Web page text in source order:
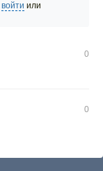
войти или
0
0